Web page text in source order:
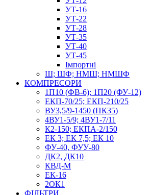
УТ-16
УТ-22
УТ-28
УТ-35
УТ-40
УТ-45
Імпортні
Ш; ШФ; НМШ; НМШФ
КОМПРЕСОРИ
1П10 (ФВ-6); 1П20 (ФУ-12)
ЕКП-70/25; ЕКП-210/25
ВУ3,5/9-1450 (ПК35)
4ВУ1-5/9; 4ВУ1-7/11
К2-150; ЕКПА-2/150
ЕК 3; ЕК 7,5; ЕК 10
ФУ-40, ФУУ-80
ДК2, ДК10
КВД-М
ЕК-16
2ОК1
ФІЛЬТРИ